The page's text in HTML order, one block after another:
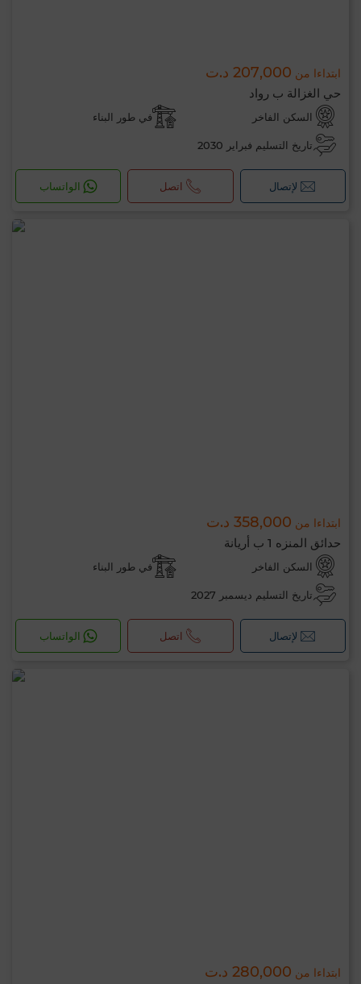
ابتداءا من 207,000 د.ت
حي الغزالة ب رواد
السكن الفاخر في طور البناء
تاريخ التسليم فبراير 2030
لإتصال اتصل الواتساب
ابتداءا من 358,000 د.ت
حدائق المنزه 1 ب أريانة
السكن الفاخر في طور البناء
تاريخ التسليم ديسمبر 2027
لإتصال اتصل الواتساب
ابتداءا من 280,000 د.ت